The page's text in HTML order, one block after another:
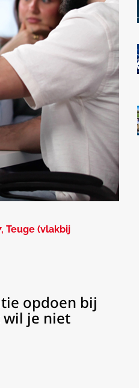
Teuge (vlakbij
opdoen bij
wil je niet